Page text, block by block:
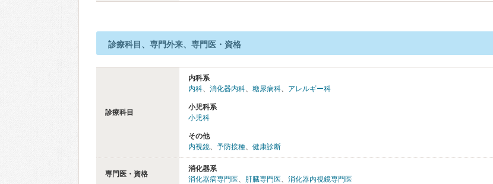
診療科目、専門外来、専門医・資格
診療科目
内科系
内科、 消化器内科、 糖尿病科、 アレルギー科
小児科系
小児科
その他
内視鏡、 予防接種、 健康診断
専門医・資格
消化器系
消化器病専門医、 肝臓専門医、 消化器内視鏡専門医